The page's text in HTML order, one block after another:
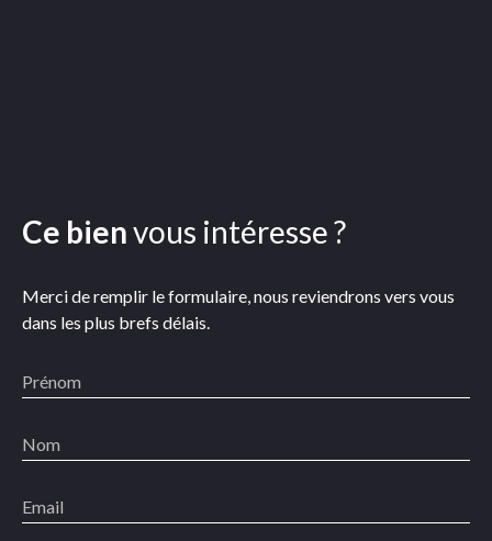
Ce bienvous intéresse ?
Merci de remplir le formulaire, nous reviendrons vers vous
dans les plus brefs délais.
Prénom
Nom
Email